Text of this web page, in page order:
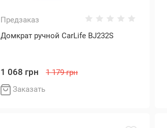
Предзаказ
Домкрат ручной CarLife BJ232S
1 068 грн
1 179 грн
Заказать